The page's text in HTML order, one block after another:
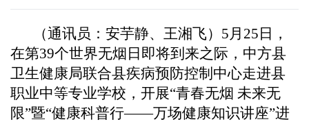
（通讯员：安芋静、王湘飞）5月25日，
在第39个世界无烟日即将到来之际，中方县
卫生健康局联合县疾病预防控制中心走进县
职业中等专业学校，开展“青春无烟 未来无
限”暨“健康科普行——万场健康知识讲座”进